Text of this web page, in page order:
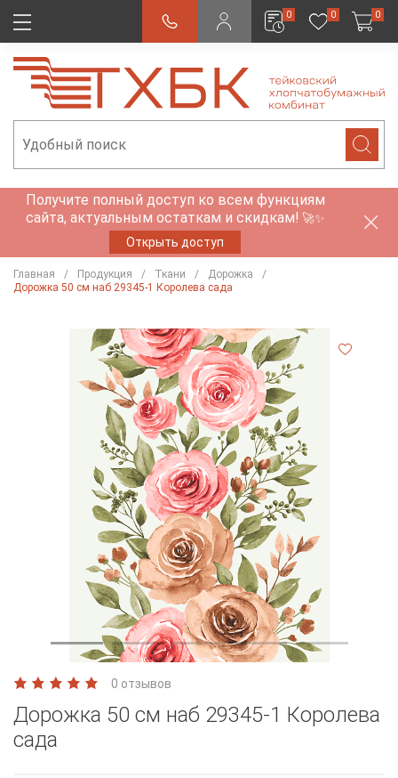
0 0 0
Получите полный доступ ко всем функциям
сайта, актуальным остаткам и скидкам! 🚀✨
Открыть доступ
Главная Продукция Ткани
Дорожка
Дорожка 50 см наб 29345-1 Королева сада
0 отзывов
Дорожка 50 см наб 29345-1 Королева
сада